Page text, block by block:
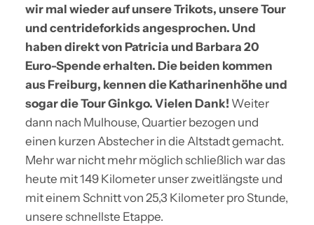
wir mal wieder auf unsere Trikots, unsere Tour
und centrideforkids angesprochen. Und
haben direkt von Patricia und Barbara 20
Euro-Spende erhalten. Die beiden kommen
aus Freiburg, kennen die Katharinenhöhe und
sogar die Tour Ginkgo. Vielen Dank! Weiter
dann nach Mulhouse, Quartier bezogen und
einen kurzen Abstecher in die Altstadt gemacht.
Mehr war nicht mehr möglich schließlich war das
heute mit 149 Kilometer unser zweitlängste und
mit einem Schnitt von 25,3 Kilometer pro Stunde,
unsere schnellste Etappe.